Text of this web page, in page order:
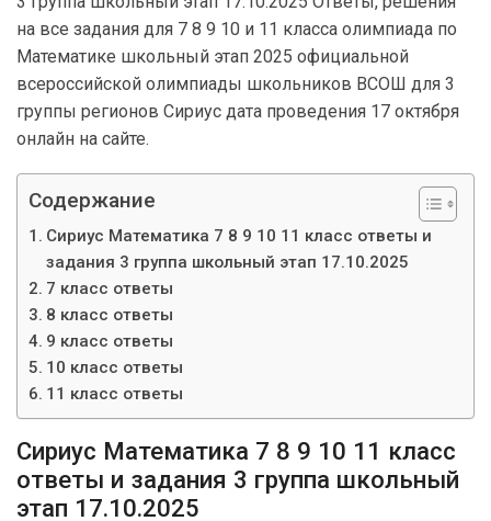
на все задания для 7 8 9 10 и 11 класса олимпиада по
Математике школьный этап 2025 официальной
всероссийской олимпиады школьников ВСОШ для 3
группы регионов Сириус дата проведения 17 октября
онлайн на сайте.
Содержание
Сириус Математика 7 8 9 10 11 класс ответы и
задания 3 группа школьный этап 17.10.2025
7 класс ответы
8 класс ответы
9 класс ответы
10 класс ответы
11 класс ответы
Сириус Математика 7 8 9 10 11 класс
ответы и задания 3 группа школьный
этап 17.10.2025